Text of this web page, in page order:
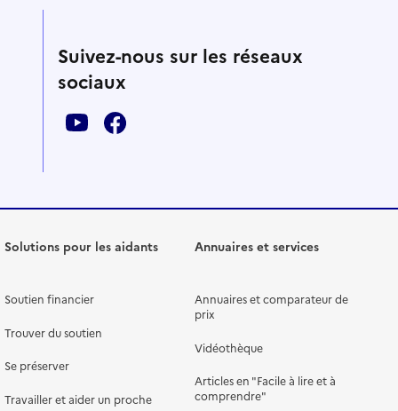
Suivez-nous sur les réseaux
sociaux
Solutions pour les aidants
Soutien financier
Trouver du soutien
Se préserver
Travailler et aider un proche
Annuaires et services
Annuaires et comparateur de
prix
Vidéothèque
Articles en "Facile à lire et à
comprendre"